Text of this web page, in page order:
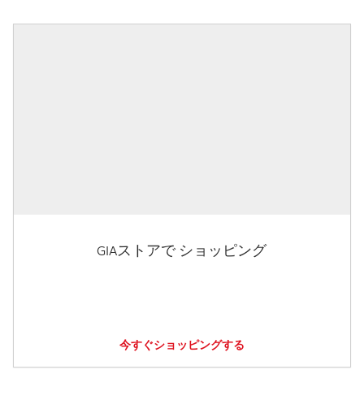
GIAストアで ショッピング
今すぐショッピングする